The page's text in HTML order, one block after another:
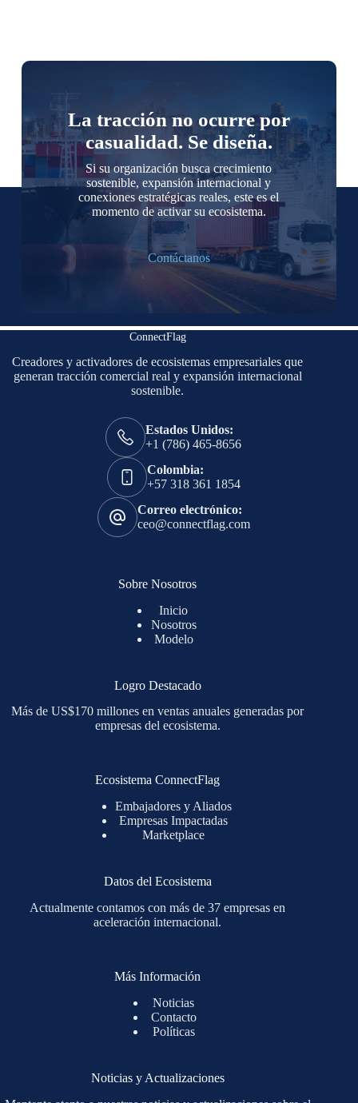
La tracción no ocurre por
casualidad. Se diseña.
Si su organización busca crecimiento
sostenible, expansión internacional y
conexiones estratégicas reales, este es el
momento de activar su ecosistema.
Contáctanos
ConnectFlag
Creadores y activadores de ecosistemas empresariales que
generan tracción comercial real y expansión internacional
sostenible.
Estados Unidos:
+1 (786) 465-8656
Colombia:
+57 318 361 1854
Correo electrónico:
ceo@connectflag.com
Sobre Nosotros
Inicio
Nosotros
Modelo
Logro Destacado
Más de US$170 millones en ventas anuales generadas por
empresas del ecosistema.
Ecosistema ConnectFlag
Embajadores y Aliados
Empresas Impactadas
Marketplace
Datos del Ecosistema
Actualmente contamos con más de 37 empresas en
aceleración internacional.
Más Información
Noticias
Contacto
Políticas
Noticias y Actualizaciones